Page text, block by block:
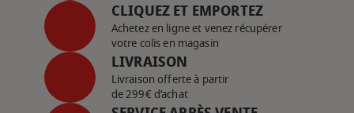
CLIQUEZ ET EMPORTEZ
Achetez en ligne et venez récupérer
votre colis en magasin
LIVRAISON
Livraison offerte à partir
de 299€ d’achat